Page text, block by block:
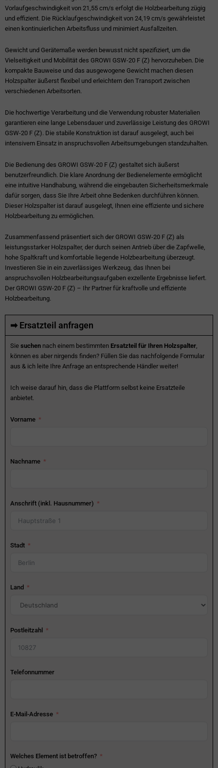
Vorlaufgeschwindigkeit von 21,55 cm/s erfolgt die Holzbearbeitung zügig
und effizient. Die Rücklaufgeschwindigkeit von 24,19 cm/s gewährleistet
einen kontinuierlichen Arbeitsfluss und minimiert Ausfallzeiten.
Gewicht und Gerätemaße werden bewusst nicht spezifiziert, um die
Vielseitigkeit und Mobilität des GROWI GSW-20 F (Z) hervorzuheben. Die
kompakte Bauweise und das ausgewogene Gewicht machen diesen
Holzspalter äußerst flexibel und erleichtern den Transport zwischen
verschiedenen Arbeitsorten.
Die hochwertige Verarbeitung und die Verwendung robuster Materialien
garantieren eine lange Lebensdauer und zuverlässige Leistung des GROWI
GSW-20 F (Z). Die stabile Konstruktion ist darauf ausgelegt, auch bei
intensivem Einsatz in anspruchsvollen Arbeitsumgebungen standzuhalten.
Die Bedienung des GROWI GSW-20 F (Z) gestaltet sich äußerst
benutzerfreundlich. Die klare Anordnung der Bedienelemente ermöglicht
eine intuitive Handhabung, während die eingebauten Sicherheitsmerkmale
dafür sorgen, dass Sie Ihre Arbeit ohne Bedenken durchführen können.
Dieser Holzspalter ist darauf ausgelegt, Ihnen eine effiziente und sichere
Holzbearbeitung zu ermöglichen.
Zusammenfassend präsentiert sich der GROWI GSW-20 F (Z) als
leistungsstarker Holzspalter, der durch seinen Antrieb über die Zapfwelle,
hohe Spaltkraft und komfortable liegende Holzbearbeitung überzeugt.
Investieren Sie in ein zuverlässiges Werkzeug, das Ihnen bei
anspruchsvollen Holzbearbeitungsaufgaben exzellente Ergebnisse liefert.
Der GROWI GSW-20 F (Z) – Ihr Partner für kraftvolle und effiziente
Holzbearbeitung.
➡ Ersatzteil anfragen
Sie suchen nach einem bestimmten Ersatzteil für Ihren Holzspalter,
können es aber nirgends finden? Füllen Sie das nachfolgende Formular
aus & ich leite Ihre Anfrage an entsprechende Händler weiter!
Ich weise darauf hin, dass die Plattform selbst keine Ersatzteile
anbietet.
Vorname
Nachname
Anschrift (inkl. Hausnummer)
Stadt
Land
Postleitzahl
Telefonnummer
E-Mail-Adresse
Welches Element ist betroffen?